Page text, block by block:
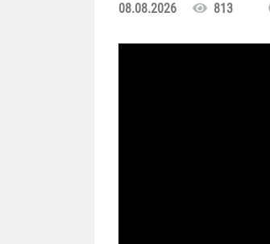
08.08.2026 813